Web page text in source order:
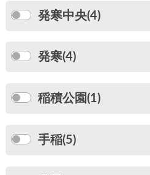
発寒中央(4)
発寒(4)
稲積公園(1)
手稲(5)